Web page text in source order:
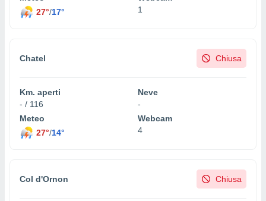
27°/17°
1
Chatel Chiusa
Km. aperti
- / 116
Neve
-
Meteo
27°/14°
Webcam
4
Col d'Ornon Chiusa